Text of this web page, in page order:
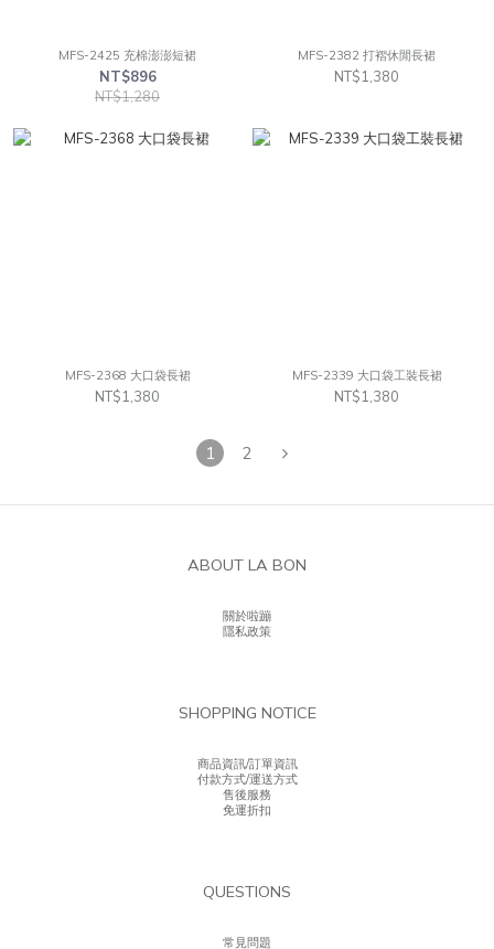
MFS-2425 充棉澎澎短裙
NT$896
NT$1,280
MFS-2382 打褶休閒長裙
NT$1,380
MFS-2368 大口袋長裙
NT$1,380
MFS-2339 大口袋工裝長裙
NT$1,380
1 2
ABOUT LA BON
關於啦蹦
隱私政策
SHOPPING NOTICE
商品資訊/訂單資訊
付款方式/運送方式
售後服務
免運折扣
QUESTIONS
常見問題